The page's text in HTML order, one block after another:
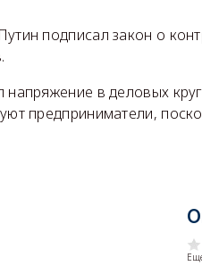
подписал закон о
в деловых
предприниматели,